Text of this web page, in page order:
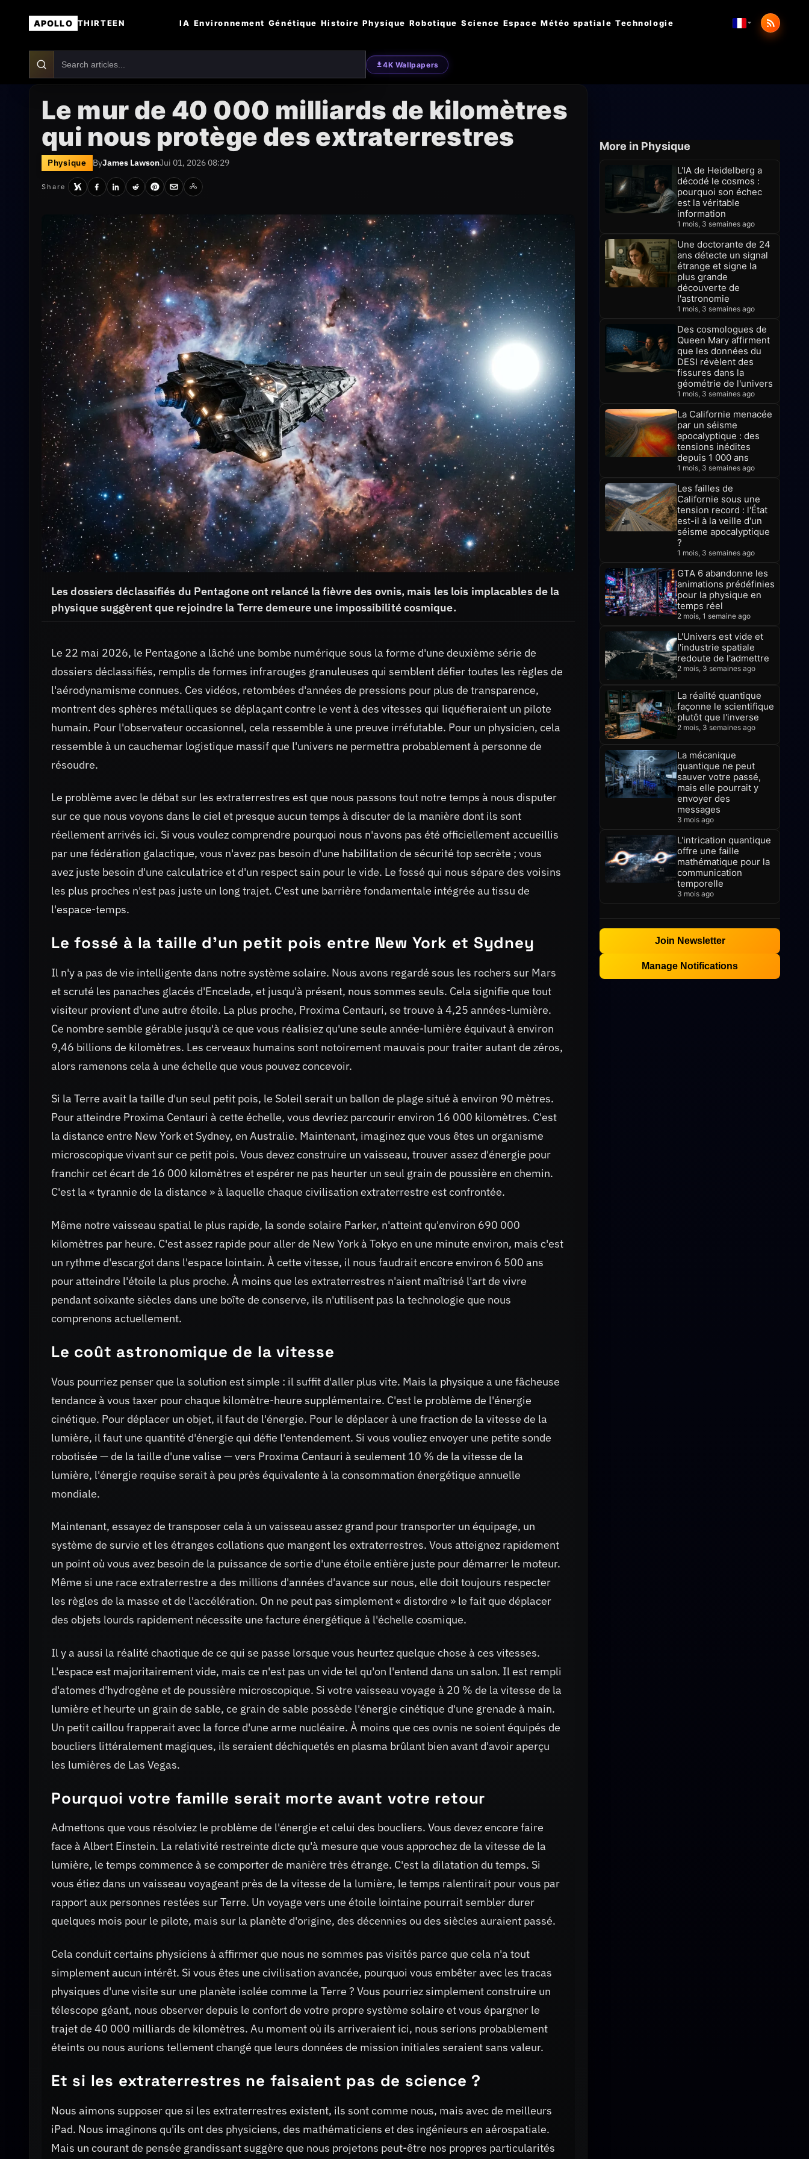
APOLLO THIRTEEN IA Environnement Génétique Histoire Physique Robotique Science Espace Météo spatiale Technologie
4K Wallpapers
Le mur de 40 000 milliards de kilomètres
qui nous protège des extraterrestres
Physique ByJames LawsonJui 01, 2026 08:29
Share
Les dossiers déclassifiés du Pentagone ont relancé la fièvre des ovnis, mais les lois implacables de la
physique suggèrent que rejoindre la Terre demeure une impossibilité cosmique.
Le 22 mai 2026, le Pentagone a lâché une bombe numérique sous la forme d'une deuxième série de
dossiers déclassifiés, remplis de formes infrarouges granuleuses qui semblent défier toutes les règles de
l'aérodynamisme connues. Ces vidéos, retombées d'années de pressions pour plus de transparence,
montrent des sphères métalliques se déplaçant contre le vent à des vitesses qui liquéfieraient un pilote
humain. Pour l'observateur occasionnel, cela ressemble à une preuve irréfutable. Pour un physicien, cela
ressemble à un cauchemar logistique massif que l'univers ne permettra probablement à personne de
résoudre.
Le problème avec le débat sur les extraterrestres est que nous passons tout notre temps à nous disputer
sur ce que nous voyons dans le ciel et presque aucun temps à discuter de la manière dont ils sont
réellement arrivés ici. Si vous voulez comprendre pourquoi nous n'avons pas été officiellement accueillis
par une fédération galactique, vous n'avez pas besoin d'une habilitation de sécurité top secrète ; vous
avez juste besoin d'une calculatrice et d'un respect sain pour le vide. Le fossé qui nous sépare des voisins
les plus proches n'est pas juste un long trajet. C'est une barrière fondamentale intégrée au tissu de
l'espace-temps.
Le fossé à la taille d'un petit pois entre New York et Sydney
Il n'y a pas de vie intelligente dans notre système solaire. Nous avons regardé sous les rochers sur Mars
et scruté les panaches glacés d'Encelade, et jusqu'à présent, nous sommes seuls. Cela signifie que tout
visiteur provient d'une autre étoile. La plus proche, Proxima Centauri, se trouve à 4,25 années-lumière.
Ce nombre semble gérable jusqu'à ce que vous réalisiez qu'une seule année-lumière équivaut à environ
9,46 billions de kilomètres. Les cerveaux humains sont notoirement mauvais pour traiter autant de zéros,
alors ramenons cela à une échelle que vous pouvez concevoir.
Si la Terre avait la taille d'un seul petit pois, le Soleil serait un ballon de plage situé à environ 90 mètres.
Pour atteindre Proxima Centauri à cette échelle, vous devriez parcourir environ 16 000 kilomètres. C'est
la distance entre New York et Sydney, en Australie. Maintenant, imaginez que vous êtes un organisme
microscopique vivant sur ce petit pois. Vous devez construire un vaisseau, trouver assez d'énergie pour
franchir cet écart de 16 000 kilomètres et espérer ne pas heurter un seul grain de poussière en chemin.
C'est la « tyrannie de la distance » à laquelle chaque civilisation extraterrestre est confrontée.
Même notre vaisseau spatial le plus rapide, la sonde solaire Parker, n'atteint qu'environ 690 000
kilomètres par heure. C'est assez rapide pour aller de New York à Tokyo en une minute environ, mais c'est
un rythme d'escargot dans l'espace lointain. À cette vitesse, il nous faudrait encore environ 6 500 ans
pour atteindre l'étoile la plus proche. À moins que les extraterrestres n'aient maîtrisé l'art de vivre
pendant soixante siècles dans une boîte de conserve, ils n'utilisent pas la technologie que nous
comprenons actuellement.
Le coût astronomique de la vitesse
Vous pourriez penser que la solution est simple : il suffit d'aller plus vite. Mais la physique a une fâcheuse
tendance à vous taxer pour chaque kilomètre-heure supplémentaire. C'est le problème de l'énergie
cinétique. Pour déplacer un objet, il faut de l'énergie. Pour le déplacer à une fraction de la vitesse de la
lumière, il faut une quantité d'énergie qui défie l'entendement. Si vous vouliez envoyer une petite sonde
robotisée — de la taille d'une valise — vers Proxima Centauri à seulement 10 % de la vitesse de la
lumière, l'énergie requise serait à peu près équivalente à la consommation énergétique annuelle
mondiale.
Maintenant, essayez de transposer cela à un vaisseau assez grand pour transporter un équipage, un
système de survie et les étranges collations que mangent les extraterrestres. Vous atteignez rapidement
un point où vous avez besoin de la puissance de sortie d'une étoile entière juste pour démarrer le moteur.
Même si une race extraterrestre a des millions d'années d'avance sur nous, elle doit toujours respecter
les règles de la masse et de l'accélération. On ne peut pas simplement « distordre » le fait que déplacer
des objets lourds rapidement nécessite une facture énergétique à l'échelle cosmique.
Il y a aussi la réalité chaotique de ce qui se passe lorsque vous heurtez quelque chose à ces vitesses.
L'espace est majoritairement vide, mais ce n'est pas un vide tel qu'on l'entend dans un salon. Il est rempli
d'atomes d'hydrogène et de poussière microscopique. Si votre vaisseau voyage à 20 % de la vitesse de la
lumière et heurte un grain de sable, ce grain de sable possède l'énergie cinétique d'une grenade à main.
Un petit caillou frapperait avec la force d'une arme nucléaire. À moins que ces ovnis ne soient équipés de
boucliers littéralement magiques, ils seraient déchiquetés en plasma brûlant bien avant d'avoir aperçu
les lumières de Las Vegas.
Pourquoi votre famille serait morte avant votre retour
Admettons que vous résolviez le problème de l'énergie et celui des boucliers. Vous devez encore faire
face à Albert Einstein. La relativité restreinte dicte qu'à mesure que vous approchez de la vitesse de la
lumière, le temps commence à se comporter de manière très étrange. C'est la dilatation du temps. Si
vous étiez dans un vaisseau voyageant près de la vitesse de la lumière, le temps ralentirait pour vous par
rapport aux personnes restées sur Terre. Un voyage vers une étoile lointaine pourrait sembler durer
quelques mois pour le pilote, mais sur la planète d'origine, des décennies ou des siècles auraient passé.
Cela conduit certains physiciens à affirmer que nous ne sommes pas visités parce que cela n'a tout
simplement aucun intérêt. Si vous êtes une civilisation avancée, pourquoi vous embêter avec les tracas
physiques d'une visite sur une planète isolée comme la Terre ? Vous pourriez simplement construire un
télescope géant, nous observer depuis le confort de votre propre système solaire et vous épargner le
trajet de 40 000 milliards de kilomètres. Au moment où ils arriveraient ici, nous serions probablement
éteints ou nous aurions tellement changé que leurs données de mission initiales seraient sans valeur.
Et si les extraterrestres ne faisaient pas de science ?
Nous aimons supposer que si les extraterrestres existent, ils sont comme nous, mais avec de meilleurs
iPad. Nous imaginons qu'ils ont des physiciens, des mathématiciens et des ingénieurs en aérospatiale.
Mais un courant de pensée grandissant suggère que nous projetons peut-être nos propres particularités
More in Physique
L'IA de Heidelberg a
décodé le cosmos :
pourquoi son échec
est la véritable
information
1 mois, 3 semaines ago
Une doctorante de 24
ans détecte un signal
étrange et signe la
plus grande
découverte de
l'astronomie
1 mois, 3 semaines ago
Des cosmologues de
Queen Mary affirment
que les données du
DESI révèlent des
fissures dans la
géométrie de l'univers
1 mois, 3 semaines ago
La Californie menacée
par un séisme
apocalyptique : des
tensions inédites
depuis 1 000 ans
1 mois, 3 semaines ago
Les failles de
Californie sous une
tension record : l'État
est-il à la veille d'un
séisme apocalyptique
?
1 mois, 3 semaines ago
GTA 6 abandonne les
animations prédéfinies
pour la physique en
temps réel
2 mois, 1 semaine ago
L'Univers est vide et
l'industrie spatiale
redoute de l'admettre
2 mois, 3 semaines ago
La réalité quantique
façonne le scientifique
plutôt que l'inverse
2 mois, 3 semaines ago
La mécanique
quantique ne peut
sauver votre passé,
mais elle pourrait y
envoyer des
messages
3 mois ago
L'intrication quantique
offre une faille
mathématique pour la
communication
temporelle
3 mois ago
Join Newsletter
Manage Notifications